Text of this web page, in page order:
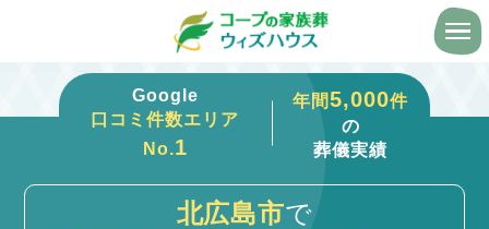
年間5,000件
の
葬儀実績
Google
口コミ件数エリア
No.1
北広島市で